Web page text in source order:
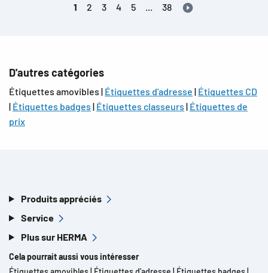
1 2 3 4 5 38
D'autres catégories
Étiquettes amovibles | Étiquettes d'adresse | Étiquettes CD
| Étiquettes badges | Étiquettes classeurs | Étiquettes de
prix
Produits appréciés
Service
Plus sur HERMA
Cela pourrait aussi vous intéresser